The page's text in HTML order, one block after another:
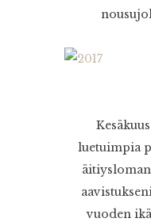
luetuimpia
vuoden